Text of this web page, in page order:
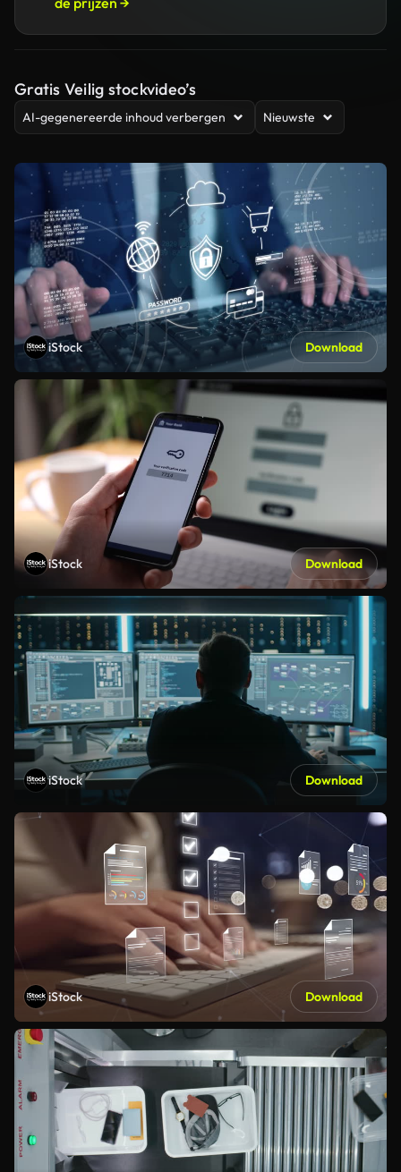
Gratis Veilig stockvideo’s
AI-gegenereerde inhoud verbergen Nieuwste
iStock Download
iStock Download
iStock Download
iStock Download